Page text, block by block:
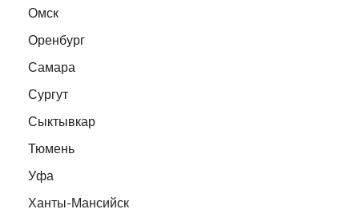
Омск
Оренбург
Самара
Сургут
Сыктывкар
Тюмень
Уфа
Ханты-Мансийск